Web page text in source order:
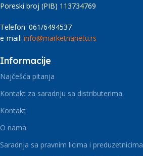
Poreski broj (PIB) 113734769
Telefon: 061/6494537
e-mail: info@marketnanetu.rs
Informacije
Najčešća pitanja
Kontakt za saradnju sa distributerima
Kontakt
O nama
Saradnja sa pravnim licima i preduzetnicima